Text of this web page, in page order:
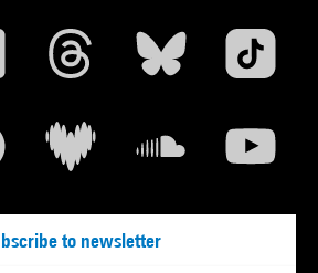
to newsletter